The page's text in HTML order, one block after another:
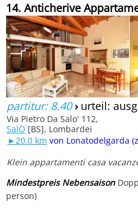
14. Anticherive
partitur: 8.40› urteil:
Via Pietro Da Salo' 112,
SalÒ [BS], Lombardei
►20.0 km von Lonatodelgarda
Klein appartamenti casa
Mindestpreis Nebensaison
person)